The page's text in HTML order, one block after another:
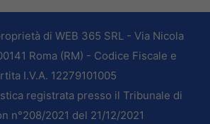
di WEB 365 SRL - Via Nicola
Roma (RM) - Codice Fiscale e
I.V.A. 12279101005
registrata presso il Tribunale di
n°208/2021 del 21/12/2021